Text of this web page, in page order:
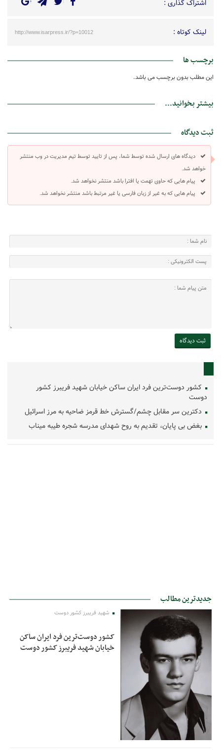
اشتراک گذاری :
لینک کوتاه : http://www.isarpress.ir/?p=10012
برچسب ها
این مطلب بدون برچسب می باشد.
بیشتر بخوانید...
ثبت دیدگاه
دیدگاه های ارسال شده توسط شما، پس از تایید توسط تیم مدیریت در وب منتشر
خواهد شد.
پیام هایی که حاوی تهمت یا افترا باشد منتشر نخواهد شد.
پیام هایی که به غیر از زبان فارسی یا غیر مرتبط باشد منتشر نخواهد شد.
کشور دوست‌ترین فرد ایران ساکن خیابان شهید فریبرز کشور
دوست
دکترین سر مقابل چشم/گسترش خط قرمز ضاحیه به مرز اسرائیل
بغض بی پایان، تقدیم به روح شهدای مدرسه شجره طیبه میناب
جدیدترین مطالب
شهید فریبرز کشور دوست
کشور دوست‌ترین فرد ایران ساکن
خیابان شهید فریبرز کشور دوست